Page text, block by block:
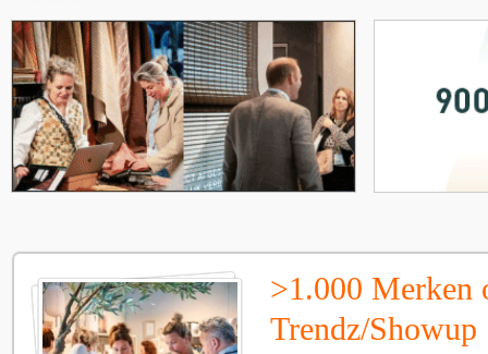
>1.000 Merken
Trendz/Showup